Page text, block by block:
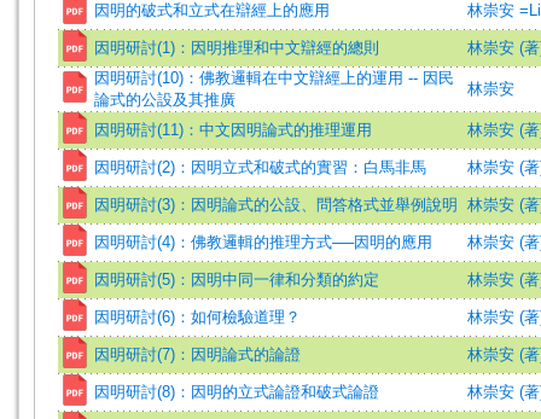
因明的破式和立式在辯經上的應用 林崇安
因明研討(1)：因明推理和中文辯經的總則
林崇安 (
因明研討(10)：佛教邏輯在中文辯經上的運用 -- 因民
論式的公設及其推廣
林崇安
因明研討(11)：中文因明論式的推理運用 林崇安 (
因明研討(2)：因明立式和破式的實習：白馬非馬 林崇安 (
因明研討(3)：因明論式的公設、問答格式並舉例說明 林崇安 (
因明研討(4)：佛教邏輯的推理方式──因明的應用 林崇安 (
因明研討(5)：因明中同一律和分類的約定 林崇安 (
因明研討(6)：如何檢驗道理？ 林崇安 (
因明研討(7)：因明論式的論證 林崇安 (
因明研討(8)：因明的立式論證和破式論證 林崇安 (